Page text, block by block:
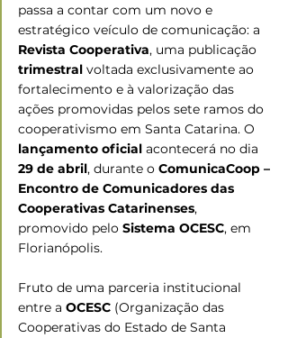
passa a contar com um novo e
estratégico veículo de comunicação: a
Revista Cooperativa, uma publicação
trimestral voltada exclusivamente ao
fortalecimento e à valorização das
ações promovidas pelos sete ramos do
cooperativismo em Santa Catarina. O
lançamento oficial acontecerá no dia
29 de abril, durante o ComunicaCoop –
Encontro de Comunicadores das
Cooperativas Catarinenses,
promovido pelo Sistema OCESC, em
Florianópolis.
Fruto de uma parceria institucional
entre a OCESC (Organização das
Cooperativas do Estado de Santa